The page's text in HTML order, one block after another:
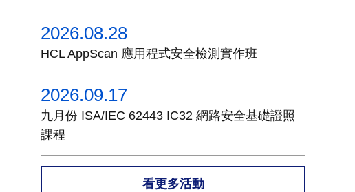
2026.08.28
HCL AppScan 應用程式安全檢測實作班
2026.09.17
九月份 ISA/IEC 62443 IC32 網路安全基礎證照
課程
看更多活動